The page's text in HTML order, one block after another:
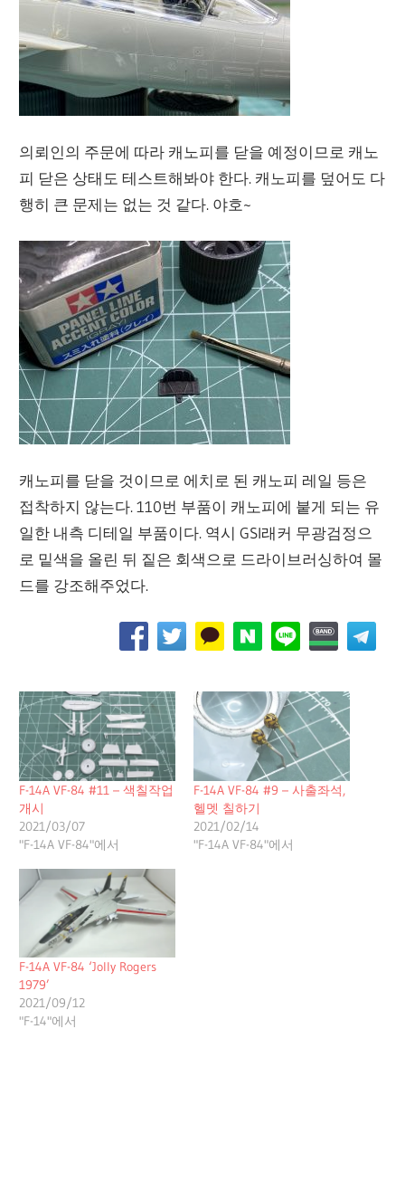
의뢰인의 주문에 따라 캐노피를 닫을 예정이므로 캐노
피 닫은 상태도 테스트해봐야 한다. 캐노피를 덮어도 다
행히 큰 문제는 없는 것 같다. 야호~
캐노피를 닫을 것이므로 에치로 된 캐노피 레일 등은
접착하지 않는다. 110번 부품이 캐노피에 붙게 되는 유
일한 내측 디테일 부품이다. 역시 GSI래커 무광검정으
로 밑색을 올린 뒤 짙은 회색으로 드라이브러싱하여 몰
드를 강조해주었다.
F-14A VF-84 #11 – 색칠작업
개시
2021/03/07
"F-14A VF-84"에서
F-14A VF-84 #9 – 사출좌석,
헬멧 칠하기
2021/02/14
"F-14A VF-84"에서
F-14A VF-84 ‘Jolly Rogers
1979’
2021/09/12
"F-14"에서